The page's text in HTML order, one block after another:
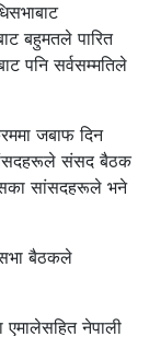
बहुमतले पारित
पनि सर्वसम्मतिले
जबाफ दिन
संसद बैठक
सांसदहरूले भने
बैठकले
एमालेसहित नेपाली